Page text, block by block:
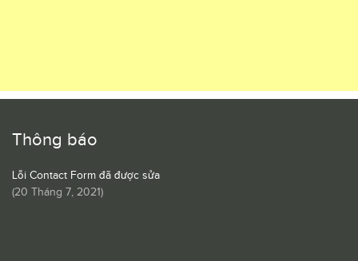
Thông báo
Lỗi Contact Form đã được sửa
(20 Tháng 7, 2021)